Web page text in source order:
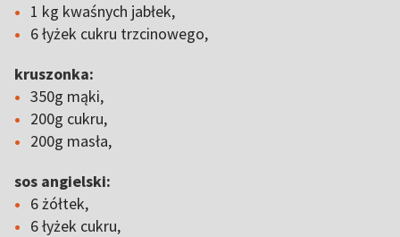
1 kg kwaśnych jabłek,
6 łyżek cukru trzcinowego,
kruszonka:
350g mąki,
200g cukru,
200g masła,
sos angielski:
6 żółtek,
6 łyżek cukru,